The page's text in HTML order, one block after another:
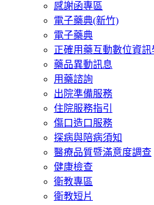
感謝函專區
電子藥典(新竹)
電子藥典
正確用藥互動數位資訊
藥品異動訊息
用藥諮詢
出院準備服務
住院服務指引
傷口造口服務
探病與陪病須知
醫療品質暨滿意度調查
健康檢查
衛教專區
衛教短片